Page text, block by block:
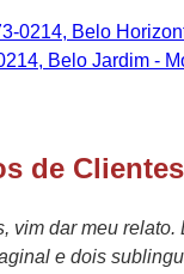
0214, Belo
Belo Jardim -
de Clientes
vim dar meu
e dois